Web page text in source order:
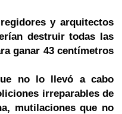
y arquitectos
destruir todas las
ganar 43 centímetros
no lo llevó a cabo
irreparables de
mutilaciones que no